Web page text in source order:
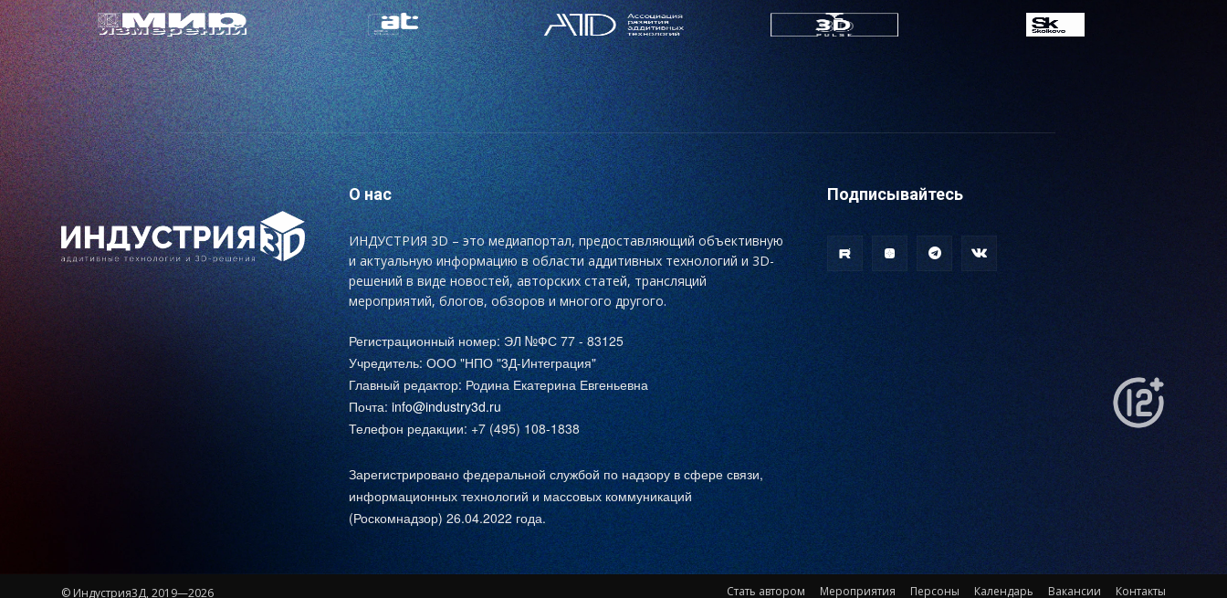
О нас
ИНДУСТРИЯ 3D – это медиапортал, предоставляющий объективную
и актуальную информацию в области аддитивных технологий и 3D-
решений в виде новостей, авторских статей, трансляций
мероприятий, блогов, обзоров и многого другого.
Подписывайтесь
Регистрационный номер: ЭЛ №ФС 77 - 83125
Учредитель: ООО "НПО "3Д-Интеграция"
Главный редактор: Родина Екатерина Евгеньевна
Почта:info@industry3d.ru
Телефон редакции: +7 (495) 108-1838
Зарегистрировано федеральной службой по надзору в сфере связи,
информационных технологий и массовых коммуникаций
(Роскомнадзор) 26.04.2022 года.
© Индустрия3Д, 2019—2026 Стать автором Мероприятия Персоны Календарь Вакансии Контакты